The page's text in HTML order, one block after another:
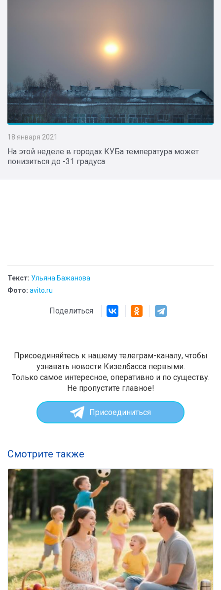
18 января 2021
На этой неделе в городах КУБа температура может
понизиться до -31 градуса
Текст: Ульяна Бажанова
Фото: avito.ru
Поделиться
Присоединяйтесь к нашему телеграм-каналу, чтобы
узнавать новости Кизелбасса первыми.
Только самое интересное, оперативно и по существу.
Не пропустите главное!
Присоединиться
Смотрите также